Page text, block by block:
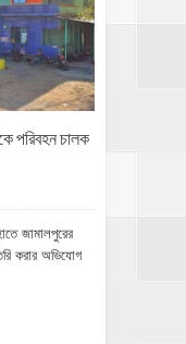
পরিবহন চালক
জামালপুরের
করার অভিযোগ